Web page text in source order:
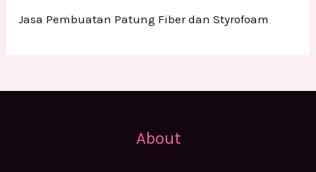
Jasa Pembuatan Patung Fiber dan Styrofoam
About